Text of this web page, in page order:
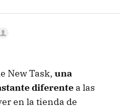
New Task, una
diferente a las
en la tienda de